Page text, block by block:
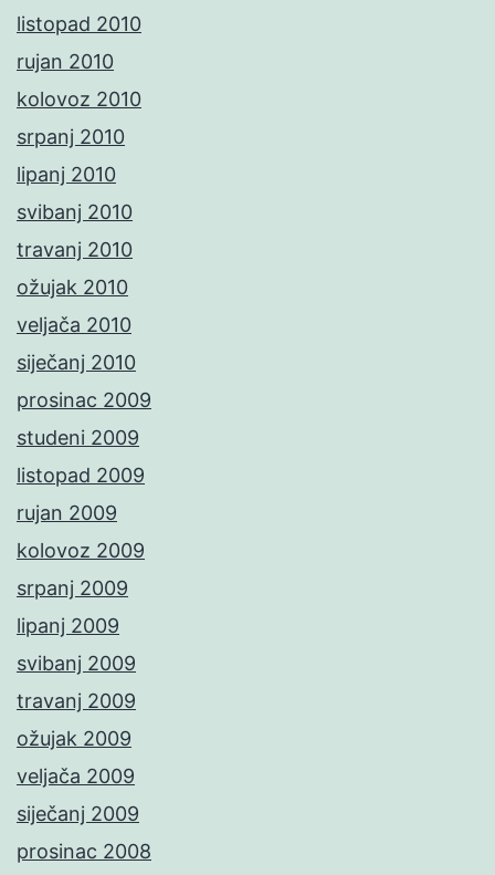
listopad 2010
rujan 2010
kolovoz 2010
srpanj 2010
lipanj 2010
svibanj 2010
travanj 2010
ožujak 2010
veljača 2010
siječanj 2010
prosinac 2009
studeni 2009
listopad 2009
rujan 2009
kolovoz 2009
srpanj 2009
lipanj 2009
svibanj 2009
travanj 2009
ožujak 2009
veljača 2009
siječanj 2009
prosinac 2008